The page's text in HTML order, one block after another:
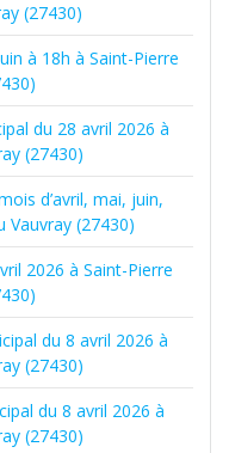
(27430)
à 18h à Saint-Pierre
du 28 avril 2026 à
(27430)
d’avril, mai, juin,
Vauvray (27430)
2026 à Saint-Pierre
du 8 avril 2026 à
(27430)
du 8 avril 2026 à
(27430)